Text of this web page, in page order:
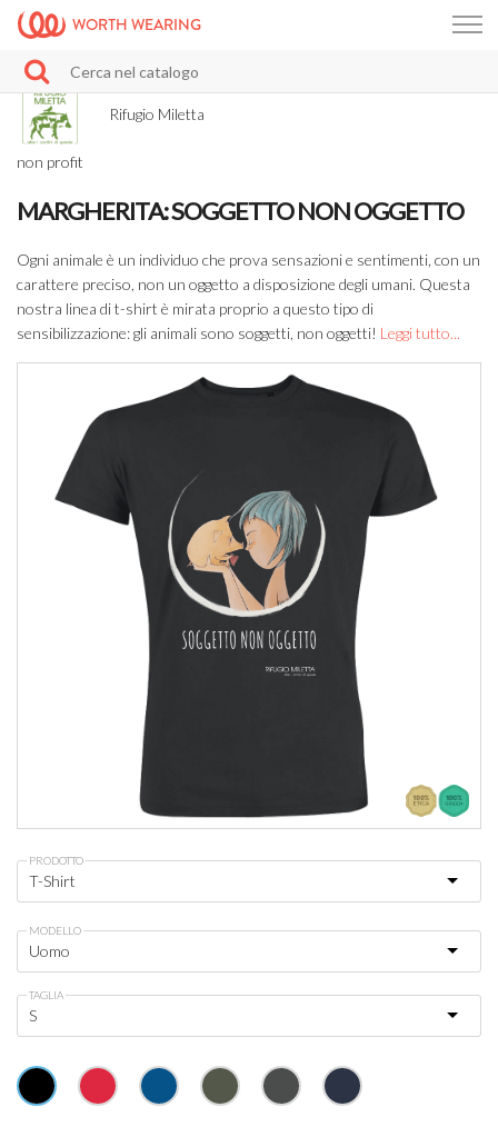
WORTH WEARING
Rifugio Miletta
non profit
MARGHERITA: SOGGETTO NON OGGETTO
Ogni animale è un individuo che prova sensazioni e sentimenti, con un
carattere preciso, non un oggetto a disposizione degli umani. Questa
nostra linea di t-shirt è mirata proprio a questo tipo di
sensibilizzazione: gli animali sono soggetti, non oggetti! Leggi tutto...
PRODOTTO
MODELLO
TAGLIA